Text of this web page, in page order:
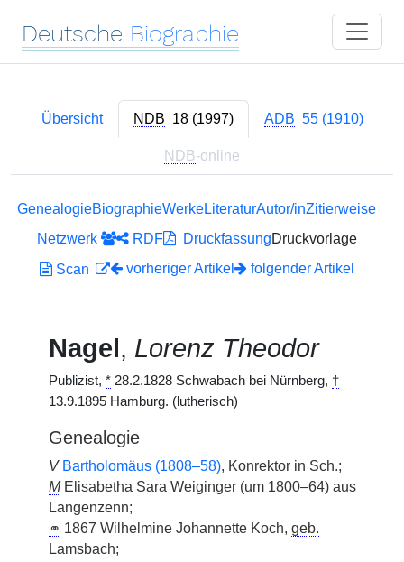
Deutsche Biographie
Übersicht NDB 18 (1997) ADB 55 (1910)
NDB-online
GenealogieBiographieWerkeLiteraturAutor/inZitierweise
Netzwerk
RDF DruckfassungDruckvorlage
Scan
vorheriger Artikel folgender Artikel
Nagel, Lorenz Theodor
Publizist, * 28.2.1828 Schwabach bei Nürnberg, †
13.9.1895 Hamburg. (lutherisch)
Genealogie
V Bartholomäus (1808–58), Konrektor in Sch.;
MElisabetha Sara Weiginger (um 1800–64) aus
Langenzenn;
⚭ 1867 Wilhelmine Johannette Koch, geb.
Lamsbach;